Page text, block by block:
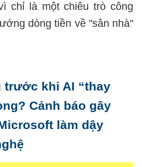
chỉ là một chiêu trò công
dòng tiền về "sân nhà"
trước khi AI “thay
Cảnh báo gây
làm dậy